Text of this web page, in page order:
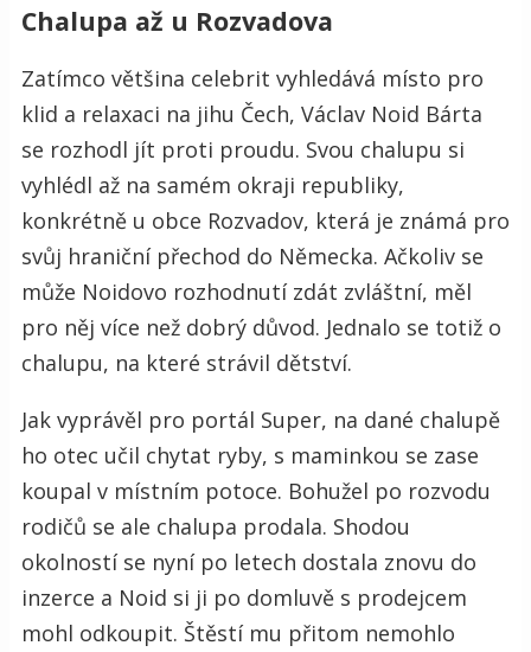
Chalupa až u Rozvadova
Zatímco většina celebrit vyhledává místo pro
klid a relaxaci na jihu Čech, Václav Noid Bárta
se rozhodl jít proti proudu. Svou chalupu si
vyhlédl až na samém okraji republiky,
konkrétně u obce Rozvadov, která je známá pro
svůj hraniční přechod do Německa. Ačkoliv se
může Noidovo rozhodnutí zdát zvláštní, měl
pro něj více než dobrý důvod. Jednalo se totiž o
chalupu, na které strávil dětství.
Jak vyprávěl pro portál Super, na dané chalupě
ho otec učil chytat ryby, s maminkou se zase
koupal v místním potoce. Bohužel po rozvodu
rodičů se ale chalupa prodala. Shodou
okolností se nyní po letech dostala znovu do
inzerce a Noid si ji po domluvě s prodejcem
mohl odkoupit. Štěstí mu přitom nemohlo